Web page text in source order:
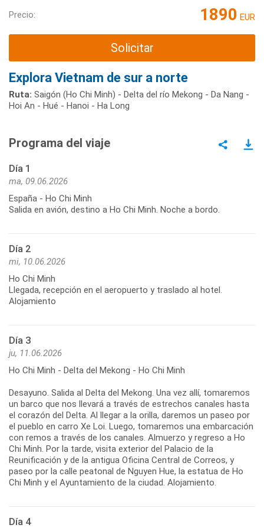
Precio: 1890 EUR
Solicitar
Explora Vietnam de sur a norte
Ruta: Saigón (Ho Chi Minh) - Delta del río Mekong - Da Nang -
Hoi An - Hué - Hanoi - Ha Long
Programa del viaje
Día 1
ma, 09.06.2026
España - Ho Chi Minh
Salida en avión, destino a Ho Chi Minh. Noche a bordo.
Día 2
mi, 10.06.2026
Ho Chi Minh
Llegada, recepción en el aeropuerto y traslado al hotel.
Alojamiento
Día 3
ju, 11.06.2026
Ho Chi Minh - Delta del Mekong - Ho Chi Minh
Desayuno. Salida al Delta del Mekong. Una vez allí, tomaremos
un barco que nos llevará a través de estrechos canales hasta
el corazón del Delta. Al llegar a la orilla, daremos un paseo por
el pueblo en carro Xe Loi. Luego, tomaremos una embarcación
con remos a través de los canales. Almuerzo y regreso a Ho
Chi Minh. Por la tarde, visita exterior del Palacio de la
Reunificación y de la antigua Oficina Central de Correos, y
paseo por la calle peatonal de Nguyen Hue, la estatua de Ho
Día 4